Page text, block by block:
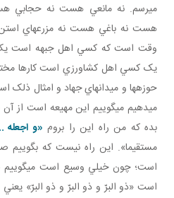
مي رسم. نه مانعي هست نه
هست نه باغي هست نه مزرعه اي
وقت است که کسي اهل جبهه است
يک کسي اهل کشاورزي است کارها
حوزه ها و ميدان هاي جهاد و امثال ذلک
مي دهيم مي گوييم اين مهيعه است از
بده که من راه اين را بروم «و اجعله
مستقيما». اين راه نيست که بگوييم
است؛ چون خيلي وسيع است مي گوييم
است «ذو البرّ و ذو البرّ و ذو البرّ»